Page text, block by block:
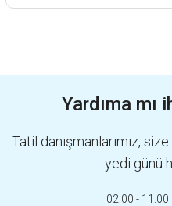
Yardıma mı
Tatil danışmanlarımız,
yedi günü
02:00 -